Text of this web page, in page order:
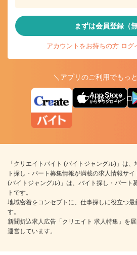
まずは会員登録（無
アカウントをお持ちの方 ログ
＼アプリのご利用でもっ
アプリ版ダウンロ
「クリエイトバイト (バイトジャングル)」は
ト探し・パート募集情報が満載の求人情報サ
(バイトジャングル)」は、バイト探し・パート
トです。
地域密着をコンセプトに、仕事探しに役立つ最
す。
新聞折込求人広告「クリエイト 求人特集」を
運営しています。